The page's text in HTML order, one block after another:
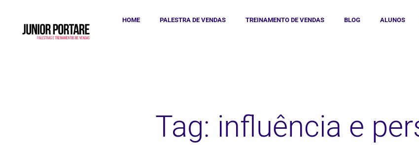
HOME PALESTRA DE VENDAS TREINAMENTO DE VENDAS BLOG ALUNOS
Tag: influência e